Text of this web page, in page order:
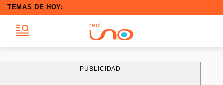
TEMAS DE HOY:
PUBLICIDAD